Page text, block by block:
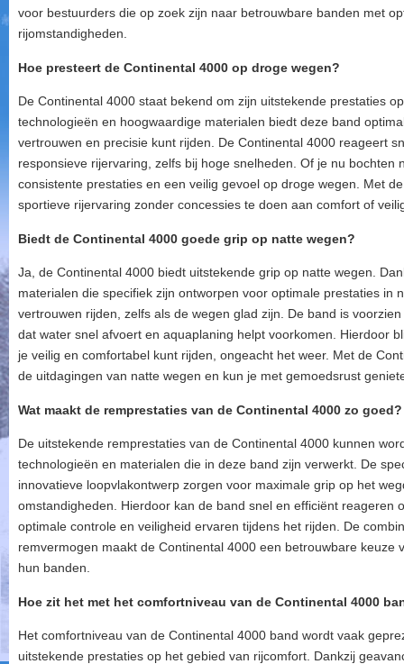
voor bestuurders die op zoek zijn naar betrouwbare banden met
rijomstandigheden.
Hoe presteert de Continental 4000 op droge wegen?
De Continental 4000 staat bekend om zijn uitstekende prestaties
technologieën en hoogwaardige materialen biedt deze band
vertrouwen en precisie kunt rijden. De Continental 4000 reageert
responsieve rijervaring, zelfs bij hoge snelheden. Of je nu
consistente prestaties en een veilig gevoel op droge wegen. Met
sportieve rijervaring zonder concessies te doen aan comfort of
Biedt de Continental 4000 goede grip op natte wegen?
Ja, de Continental 4000 biedt uitstekende grip op natte wegen.
materialen die specifiek zijn ontworpen voor optimale prestaties in
vertrouwen rijden, zelfs als de wegen glad zijn. De band is
dat water snel afvoert en aquaplaning helpt voorkomen. Hierdoor
je veilig en comfortabel kunt rijden, ongeacht het weer. Met de
de uitdagingen van natte wegen en kun je met gemoedsrust
Wat maakt de remprestaties van de Continental 4000 zo goed?
De uitstekende remprestaties van de Continental 4000 kunnen
technologieën en materialen die in deze band zijn verwerkt. De
innovatieve loopvlakontwerp zorgen voor maximale grip op het
omstandigheden. Hierdoor kan de band snel en efficiënt reageren
optimale controle en veiligheid ervaren tijdens het rijden. De
remvermogen maakt de Continental 4000 een betrouwbare keuze
hun banden.
Hoe zit het met het comfortniveau van de Continental 4000
Het comfortniveau van de Continental 4000 band wordt vaak
uitstekende prestaties op het gebied van rijcomfort. Dankzij